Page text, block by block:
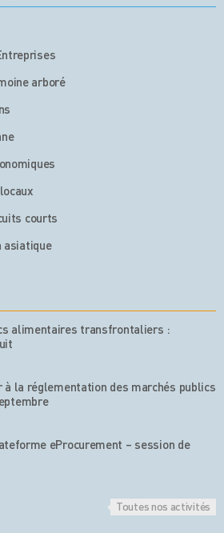
arboré
courts
alimentaires transfrontaliers :
la réglementation des marchés publics
eProcurement – session de
Toutes nos activités